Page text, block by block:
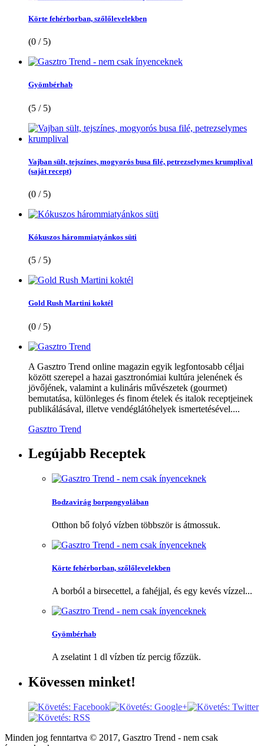
Körte fehérborban, szőlőlevelekben
(0 / 5)
Gyömbérhab
(5 / 5)
Vajban sült, tejszínes, mogyorós busa filé, petrezselymes krumplival
(saját recept)
(0 / 5)
Kókuszos hárommiatyánkos süti
(5 / 5)
Gold Rush Martini koktél
(0 / 5)
A Gasztro Trend online magazin egyik legfontosabb céljai
között szerepel a hazai gasztronómiai kultúra jelenének és
jövőjének, valamint a kulináris művészetek (gourmet)
bemutatása, különleges és finom ételek és italok receptjeinek
publikálásával, illetve vendéglátóhelyek ismertetésével....
Gasztro Trend
Legújabb Receptek
Bodzavirág borpongyolában
Otthon bő folyó vízben többször is átmossuk.
Körte fehérborban, szőlőlevelekben
A borból a birsecettel, a fahéjjal, és egy kevés vízzel...
Gyömbérhab
A zselatint 1 dl vízben tíz percig főzzük.
Kövessen minket!
Minden jog fenntartva © 2017, Gasztro Trend - nem csak